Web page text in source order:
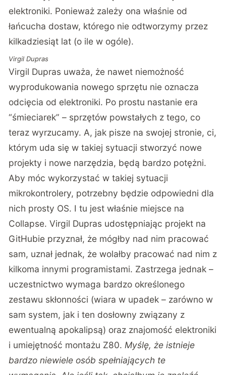
elektroniki. Ponieważ zależy ona właśnie od
łańcucha dostaw, którego nie odtworzymy przez
kilkadziesiąt lat (o ile w ogóle).
Virgil Dupras
Virgil Dupras uważa, że nawet niemożność
wyprodukowania nowego sprzętu nie oznacza
odcięcia od elektroniki. Po prostu nastanie era
“śmieciarek” – sprzętów powstałych z tego, co
teraz wyrzucamy. A, jak pisze na swojej stronie, ci,
którym uda się w takiej sytuacji stworzyć nowe
projekty i nowe narzędzia, będą bardzo potężni.
Aby móc wykorzystać w takiej sytuacji
mikrokontrolery, potrzebny będzie odpowiedni dla
nich prosty OS. I tu jest właśnie miejsce na
Collapse. Virgil Dupras udostępniając projekt na
GitHubie przyznał, że mógłby nad nim pracować
sam, uznał jednak, że wolałby pracować nad nim z
kilkoma innymi programistami. Zastrzega jednak –
uczestnictwo wymaga bardzo określonego
zestawu skłonności (wiara w upadek – zarówno w
sam system, jak i ten dosłowny związany z
ewentualną apokalipsą) oraz znajomość elektroniki
i umiejętność montażu Z80. Myślę, że istnieje
bardzo niewiele osób spełniających te